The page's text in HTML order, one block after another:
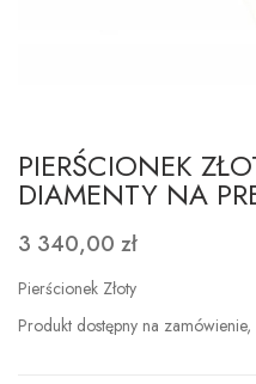
PIERŚCIONEK
DIAMENTY NA
3 340,00 zł
Pierścionek Złoty
Produkt dostępny na